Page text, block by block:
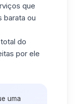
que
barata ou
do
por ele
uma